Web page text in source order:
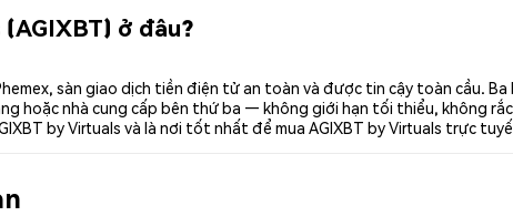
ở đâu?
sàn giao dịch tiền điện tử an toàn và được tin cậy toàn cầu.
hoặc nhà cung cấp bên thứ ba — không giới hạn tối thiểu, không
by Virtuals và là nơi tốt nhất để mua AGIXBT by Virtuals trực